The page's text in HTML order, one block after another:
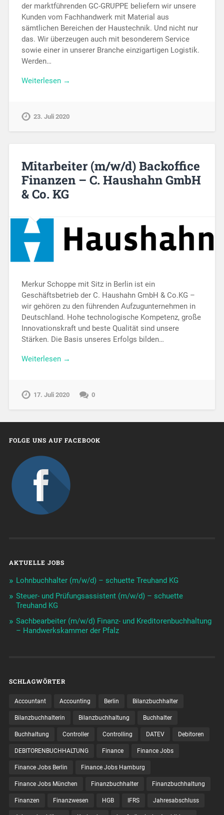
der marktführenden GC-GRUPPE beliefern wir unsere
Kunden vom Fachhandwerk mit Material aus
sämtlichen Bereichen der Haustechnik. Und nicht nur
das. Wir überzeugen auch mit besonderem Service
sowie einer in unserer Branche einzigartigen Logistik.
Werden…
Weiterlesen →
23. Juli 2020
Mitarbeiter (m/w/d) Backoffice
Finanzen – C. Haushahn GmbH
& Co. KG
Merkur Schoppe mit Sitz in Berlin ist ein
Geschäftsbetrieb der C. Haushahn GmbH & Co.KG –
wir gehören zu den führenden Aufzugunternehmen in
Deutschland. Hohe technologische Kompetenz, große
Innovationskraft und beste Qualität sind unsere
Stärken. Die Basis unseres Erfolgs bilden…
Weiterlesen →
17. Juli 2020 0
FOLGE UNS AUF FACEBOOK
AKTUELLE JOBS
Lohnbuchhalter (m/w/d) – schuette Treuhand KG
Steuer- und Prüfungsassistent (m/w/d) – schuette
Treuhand KG
Sachbearbeiter (m/w/d) Finanz- und Kreditorenbuchhaltung
– Handwerkskammer der Pfalz
SCHLAGWÖRTER
Accountant Accounting Berlin Bilanzbuchhalter
Bilanzbuchhalterin Bilanzbuchhaltung Buchhalter
Buchhaltung Controller Controlling DATEV Debitoren
DEBITORENBUCHHALTUNG Finance Finance Jobs
Finance Jobs Berlin Finance Jobs Hamburg
Finance Jobs München Finanzbuchhalter Finanzbuchhaltung
Finanzen Finanzwesen HGB IFRS Jahresabschluss